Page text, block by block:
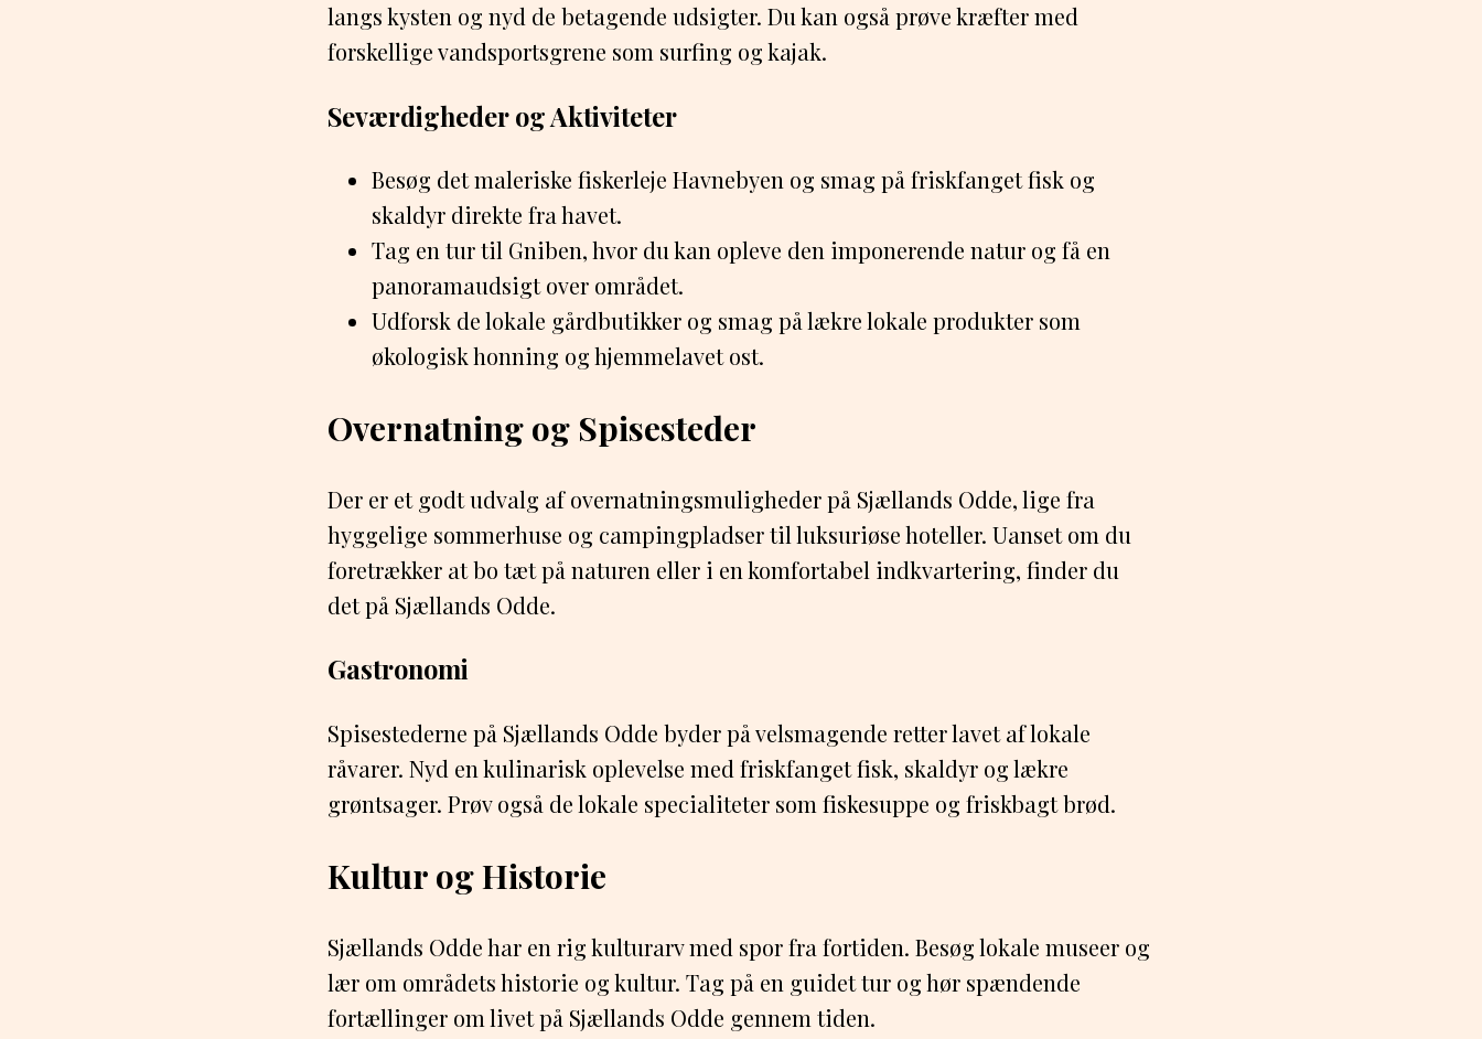
langs kysten og nyd de betagende udsigter. Du kan også prøve kræfter med
forskellige vandsportsgrene som surfing og kajak.
Seværdigheder og Aktiviteter
Besøg det maleriske fiskerleje Havnebyen og smag på friskfanget fisk og
skaldyr direkte fra havet.
Tag en tur til Gniben, hvor du kan opleve den imponerende natur og få en
panoramaudsigt over området.
Udforsk de lokale gårdbutikker og smag på lækre lokale produkter som
økologisk honning og hjemmelavet ost.
Overnatning og Spisesteder
Der er et godt udvalg af overnatningsmuligheder på Sjællands Odde, lige fra
hyggelige sommerhuse og campingpladser til luksuriøse hoteller. Uanset om du
foretrækker at bo tæt på naturen eller i en komfortabel indkvartering, finder du
det på Sjællands Odde.
Gastronomi
Spisestederne på Sjællands Odde byder på velsmagende retter lavet af lokale
råvarer. Nyd en kulinarisk oplevelse med friskfanget fisk, skaldyr og lækre
grøntsager. Prøv også de lokale specialiteter som fiskesuppe og friskbagt brød.
Kultur og Historie
Sjællands Odde har en rig kulturarv med spor fra fortiden. Besøg lokale museer og
lær om områdets historie og kultur. Tag på en guidet tur og hør spændende
fortællinger om livet på Sjællands Odde gennem tiden.